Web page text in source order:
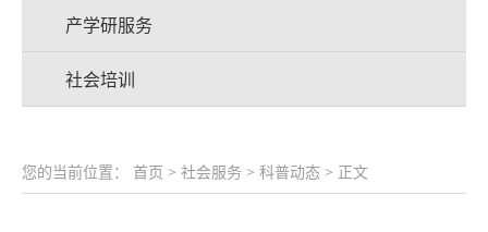
产学研服务
社会培训
您的当前位置： 首页 > 社会服务 > 科普动态 > 正文